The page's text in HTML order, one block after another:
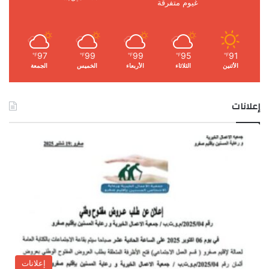
غيوم متفرقة
91
℉
الأثنين
95
℉
الثلاثاء
99
℉
الأربعاء
99
℉
الخميس
97
℉
الجمعة
إعلانات
إعلانات